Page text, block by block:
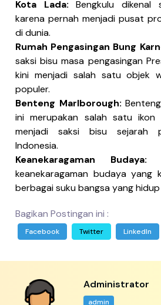
Kota Lada: Bengkulu dikenal
karena pernah menjadi pusat
di dunia.
Rumah Pengasingan Bung
saksi bisu masa pengasingan
kini menjadi salah satu objek
populer.
Benteng Marlborough:
ini merupakan salah satu ikon
menjadi saksi bisu sejarah
Indonesia.
Keanekaragaman Budaya:
keanekaragaman budaya yang
berbagai suku bangsa yang
Bagikan Postingan ini :
Facebook Twitter LinkedIn
Administrator
admin